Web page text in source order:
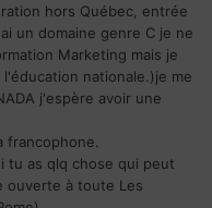
hors Québec, entrée
un domaine genre C je ne
Marketing mais je
nationale.)je me
j'espère avoir une
francophone.
tu as qlq chose qui peut
ouverte à toute Les